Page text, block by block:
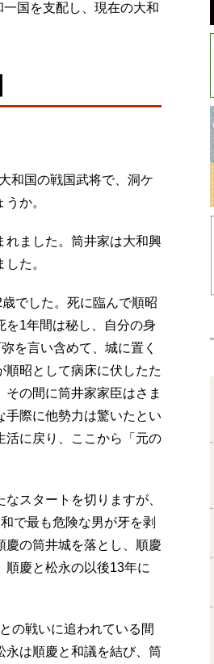
国を支配し、現在の大和
和国の戦国武将で、洞ケ
か。
れました。筒井家は大和興
た。
でした。死に臨んで順昭
を1年間は秘し、自分の身
を言い含めて、城に置く
順昭として病床に伏したた
の間に筒井家家臣はさま
手際に他勢力は驚いたとい
活に戻り、ここから「元の
スタートを切りますが、
で最も危険な男が牙を剥
慶の筒井城を落とし、順慶
順慶と松永の以後13年に
の戦いに追われている間
永は順慶と和議を結び、筒